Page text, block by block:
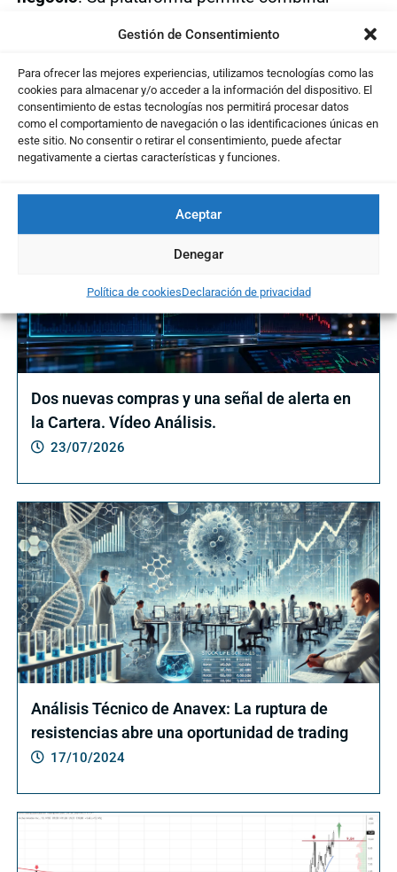
Gestión de Consentimiento
Para ofrecer las mejores experiencias, utilizamos tecnologías como las
cookies para almacenar y/o acceder a la información del dispositivo. El
consentimiento de estas tecnologías nos permitirá procesar datos
como el comportamiento de navegación o las identificaciones únicas en
este sitio. No consentir o retirar el consentimiento, puede afectar
negativamente a ciertas características y funciones.
Aceptar
Denegar
Política de cookiesDeclaración de privacidad
empresas.
Te puede interesar ...
Dos nuevas compras y una señal de alerta en
la Cartera. Vídeo Análisis.
23/07/2026
Análisis Técnico de Anavex: La ruptura de
resistencias abre una oportunidad de trading
17/10/2024